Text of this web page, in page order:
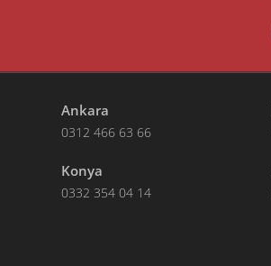
Ankara
0312 466 63 66
Konya
0332 354 04 14